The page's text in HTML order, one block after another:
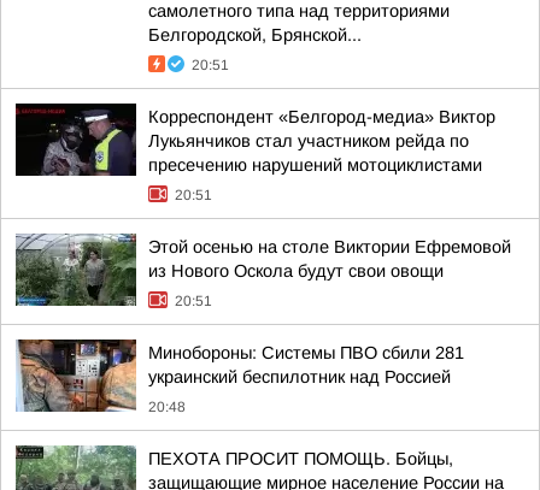
самолетного типа над территориями
Белгородской, Брянской...
20:51
Корреспондент «Белгород-медиа» Виктор
Лукьянчиков стал участником рейда по
пресечению нарушений мотоциклистами
20:51
Этой осенью на столе Виктории Ефремовой
из Нового Оскола будут свои овощи
20:51
Минобороны: Системы ПВО сбили 281
украинский беспилотник над Россией
20:48
ПЕХОТА ПРОСИТ ПОМОЩЬ. Бойцы,
защищающие мирное население России на